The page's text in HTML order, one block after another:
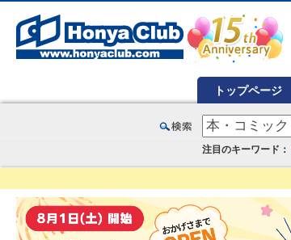
トップページ
注目のキーワード：